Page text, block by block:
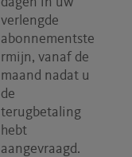
verlengde
abonnementste
rmijn, vanaf de
maand nadat u
de
terugbetaling
hebt
aangevraagd.